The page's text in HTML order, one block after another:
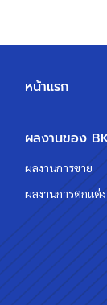
หน้าแรก
ผลงานของ
ผลงานการขาย
ผลงานการตกแต่ง